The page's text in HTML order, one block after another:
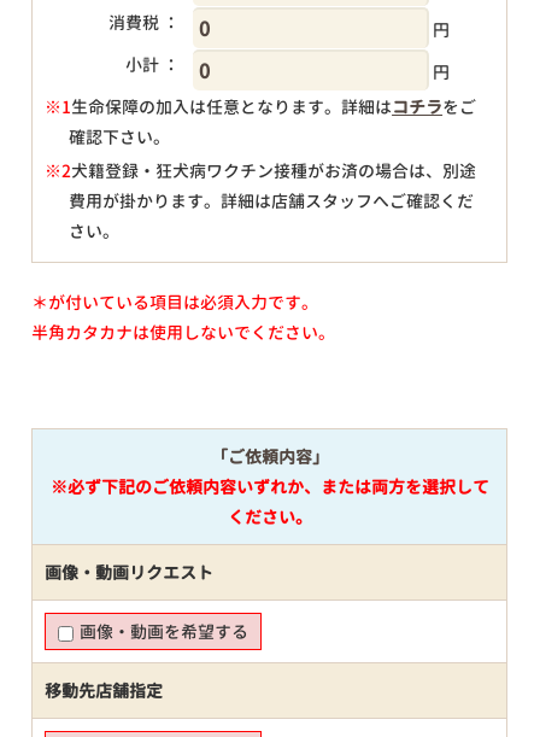
消費税 ：
円
小計 ：
円
※1生命保障の加入は任意となります。詳細はコチラをご
確認下さい。
※2犬籍登録・狂犬病ワクチン接種がお済の場合は、別途
費用が掛かります。詳細は店舗スタッフへご確認くだ
さい。
＊が付いている項目は必須入力です。
半角カタカナは使用しないでください。
「ご依頼内容」
※必ず下記のご依頼内容いずれか、または両方を選択して
ください。
画像・動画リクエスト
画像・動画を希望する
移動先店舗指定